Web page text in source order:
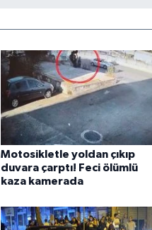
Motosikletle yoldan çıkıp
duvara çarptı! Feci ölümlü
kaza kamerada